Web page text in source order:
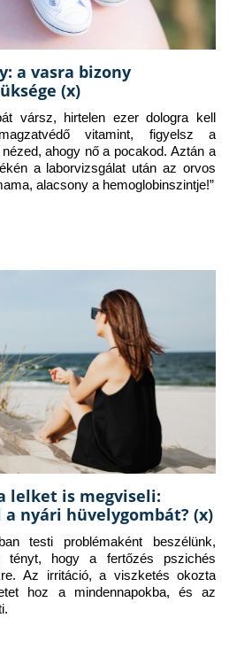
a vasra bizony
(x)
vársz, hirtelen ezer dologra kell
vitamint, figyelsz a
ahogy nő a pocakod. Aztán a
a laborvizsgálat után az orvos
alacsony a hemoglobinszintje!”
lelket is megviseli:
nyári hüvelygombát? (x)
testi problémaként beszélünk,
hogy a fertőzés pszichés
Az irritáció, a viszketés okozta
hoz a mindennapokba, és az